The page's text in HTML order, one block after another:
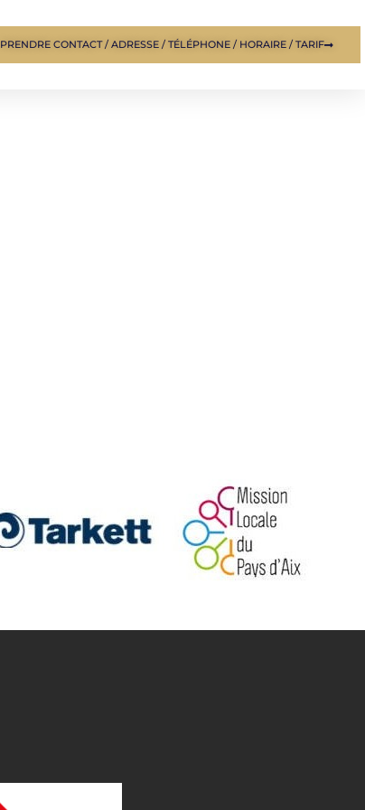
PRENDRE CONTACT / ADRESSE / TÉLÉPHONE / HORAIRE / TARIF